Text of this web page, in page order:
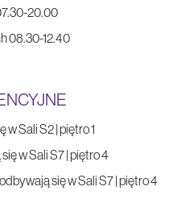
20.00
08.30-12.40
Sali S2 | piętro 1
w Sali S7 | piętro 4
się w Sali S7 | piętro 4